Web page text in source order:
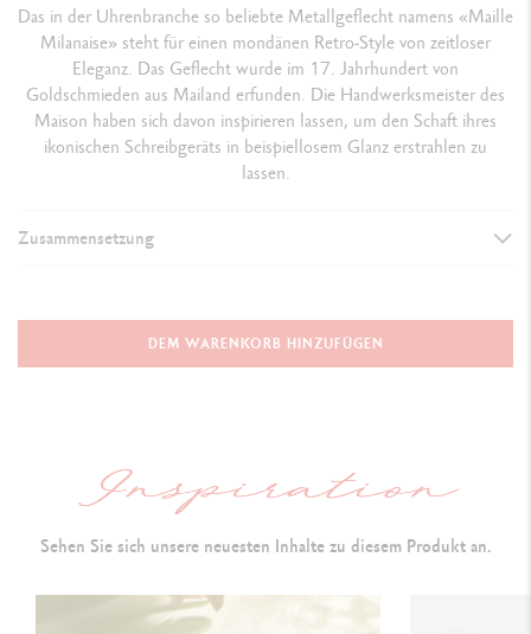
Das in der Uhrenbranche so beliebte Metallgeflecht namens «Maille
Milanaise» steht für einen mondänen Retro-Style von zeitloser
Eleganz. Das Geflecht wurde im 17. Jahrhundert von
Goldschmieden aus Mailand erfunden. Die Handwerksmeister des
Maison haben sich davon inspirieren lassen, um den Schaft ihres
ikonischen Schreibgeräts in beispiellosem Glanz erstrahlen zu
lassen.
Zusammensetzung
Sechseckiger Schaft aus Messing mit Palladium-Beschichtung
Clip und Schaftspitze mit Palladium-Beschichtung und glänzend
DEM WARENKORB HINZUFÜGEN
Sehen Sie sich unsere neuesten Inhalte zu diesem Produkt an.